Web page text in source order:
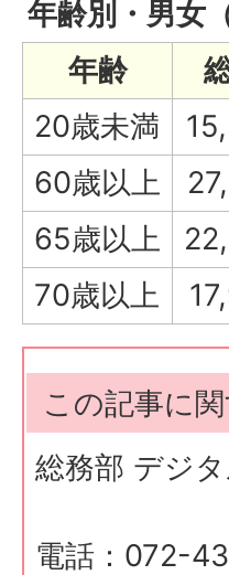
年齢別・男女
年齢
20歳未満
60歳以上
65歳以上
70歳以上
この記事に
総務部 デジ
電話：072-